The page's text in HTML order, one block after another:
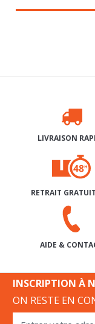
LIVRAISON
RETRAIT
AIDE &
INSCRIPTION À
ON RESTE EN